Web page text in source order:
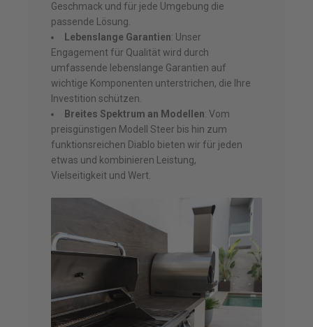
Geschmack und für jede Umgebung die
passende Lösung.
Lebenslange Garantien: Unser
Engagement für Qualität wird durch
umfassende lebenslange Garantien auf
wichtige Komponenten unterstrichen, die Ihre
Investition schützen.
Breites Spektrum an Modellen: Vom
preisgünstigen Modell Steer bis hin zum
funktionsreichen Diablo bieten wir für jeden
etwas und kombinieren Leistung,
Vielseitigkeit und Wert.